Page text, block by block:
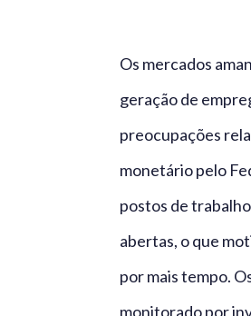
Os mercados
geração de
preocupações
monetário pelo
postos de
abertas, o que
por mais tempo.
monitorado por